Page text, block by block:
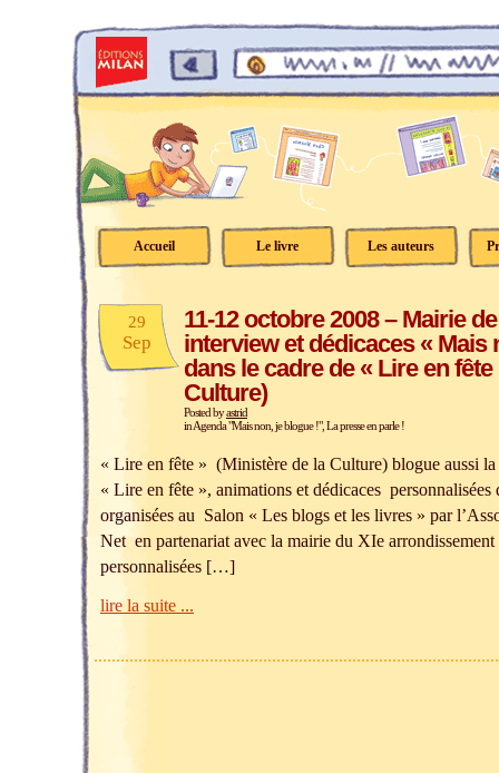
Accueil Le livre Les auteurs
29
Sep
11-12 octobre 2008 – Mairie
interview et dédicaces « Mais
dans le cadre de « Lire en
Culture)
Posted byastrid
inAgenda "Mais non, je blogue !", La presse en parle !
« Lire en fête » (Ministère de la Culture) blogue aussi la
« Lire en fête », animations et dédicaces
organisées au Salon « Les blogs et les livres » par
Net en partenariat avec la mairie du XIe arrondissement
personnalisées […]
lire la suite ...